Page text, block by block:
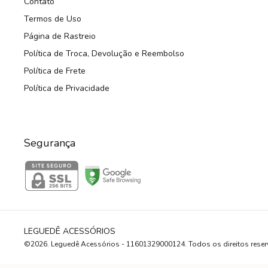
Termos de Uso
Página de Rastreio
Política de Troca, Devolução e Reembolso
Política de Frete
Política de Privacidade
Segurança
LEGUEDÊ ACESSÓRIOS
©2026. Leguedê Acessórios - 11601329000124. Todos os direitos